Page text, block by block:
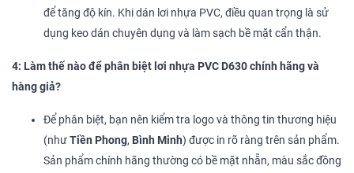
để tăng độ kín. Khi dán lơi nhựa PVC, điều quan trọng là sử
dụng keo dán chuyên dụng và làm sạch bề mặt cẩn thận.
4: Làm thế nào để phân biệt lơi nhựa PVC D630 chính hãng và
hàng giả?
Để phân biệt, bạn nên kiểm tra logo và thông tin thương hiệu
(nhưTiền Phong, Bình Minh) được in rõ ràng trên sản phẩm.
Sản phẩm chính hãng thường có bề mặt nhẵn, màu sắc đồng